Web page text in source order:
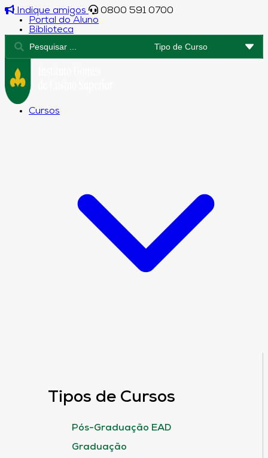
Indique amigos
0800 591 0700
Portal do Aluno
Biblioteca
Cursos
Tipos de Cursos
Pós-Graduação EAD
Graduação